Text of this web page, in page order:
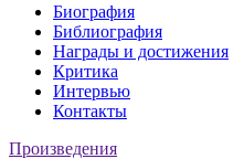
Биография
Библиография
Награды и достижения
Критика
Интервью
Контакты
Произведения